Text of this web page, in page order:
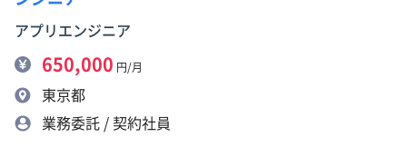
アプリエンジニア
650,000 円/月
東京都
業務委託 / 契約社員